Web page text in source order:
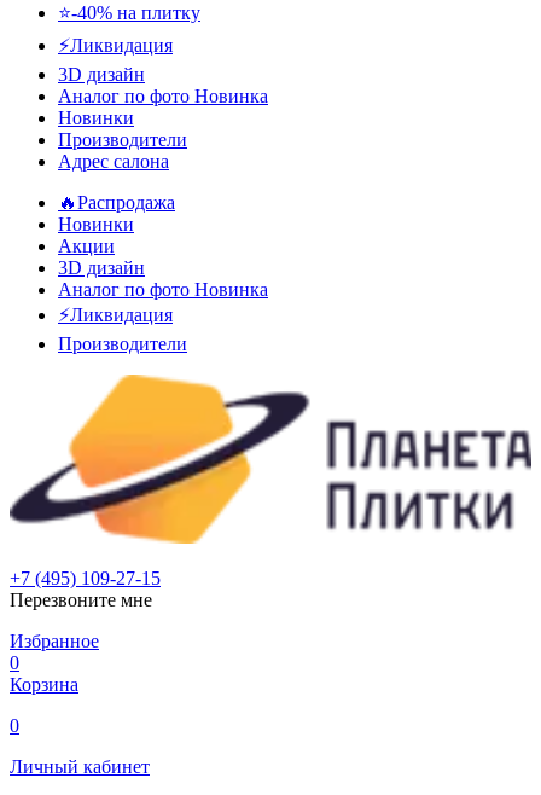
⭐-40% на плитку
⚡️Ликвидация
3D дизайн
Аналог по фото Новинка
Новинки
Производители
Адрес салона
🔥Распродажа
Новинки
Акции
3D дизайн
Аналог по фото Новинка
⚡Ликвидация
Производители
+7 (495) 109-27-15
Перезвоните мне
Избранное
0
Корзина
0
Личный кабинет